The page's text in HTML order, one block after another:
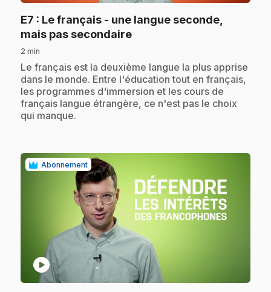
E7 : Le français - une langue seconde,
mais pas secondaire.
2 min
.Le français est la deuxième langue la plus apprise
dans le monde. Entre l'éducation tout en français,
les programmes d'immersion et les cours de
français langue étrangère, ce n'est pas le choix
qui manque.
Abonnement
play_circle